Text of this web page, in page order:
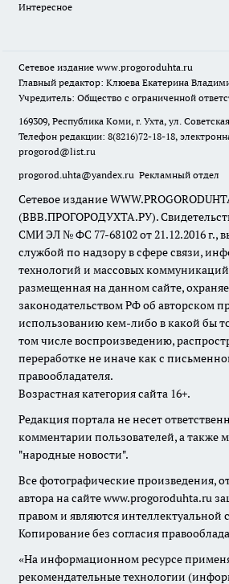
Интересное
Сетевое издание www.progoroduhta.ru
Главный редактор: Клюева Екатерина
Учредитель: Общество с ограниченной
169309, Республика Коми, г. Ухта, ул.
Телефон редакции: 8(8216)72-18-18,
progorod@list.ru
progorod.uhta@yandex.ru Рекламный отдел
Сетевое издание
(ВВВ.ПРОГОРОДУХТА.РУ).
СМИ ЭЛ № ФС 77-68102 от 21.12.2016 г.,
службой по надзору в сфере связи,
технологий и массовых
размещенная на данном сайте,
законодательством РФ об авторском
использованию кем-либо в какой бы
том числе воспроизведению,
переработке не иначе как с
правообладателя.
Возрастная категория сайта 16+.
Редакция портала не несет
комментарии пользователей, а также
"народные новости".
Все фотографические произведения,
автора на сайте www.progoroduhta.ru
правом и являются интеллектуальной
Копирование без согласия
«На информационном ресурсе
рекомендательные технологии